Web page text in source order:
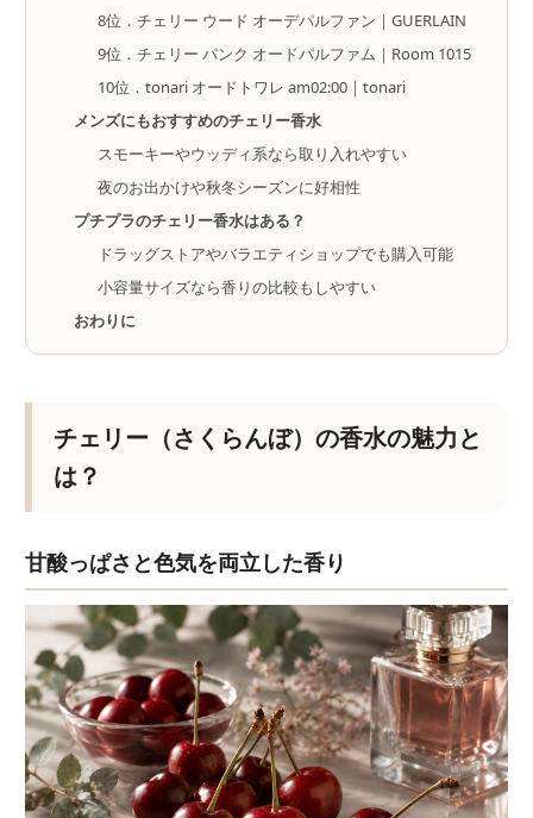
8位．チェリー ウード オーデパルファン｜GUERLAIN
9位．チェリー パンク オードパルファム｜Room 1015
10位．tonari オードトワレ am02:00｜tonari
メンズにもおすすめのチェリー香水
スモーキーやウッディ系なら取り入れやすい
夜のお出かけや秋冬シーズンに好相性
プチプラのチェリー香水はある？
ドラッグストアやバラエティショップでも購入可能
小容量サイズなら香りの比較もしやすい
おわりに
チェリー（さくらんぼ）の香水の魅力と
は？
甘酸っぱさと色気を両立した香り